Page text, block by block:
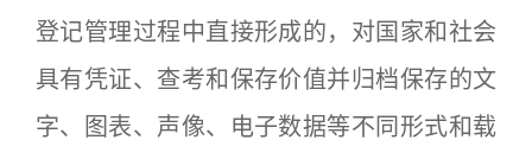
登记管理过程中直接形成的，对国家和社会
具有凭证、查考和保存价值并归档保存的文
字、图表、声像、电子数据等不同形式和载